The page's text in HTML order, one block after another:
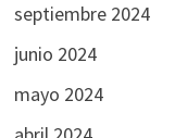
septiembre 2024
junio 2024
mayo 2024